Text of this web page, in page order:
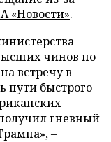
«Новости».
чинов по
встречу в
пути быстрого
гневный
–